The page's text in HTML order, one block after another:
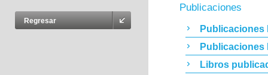
Regresar
Publicaciones
Publicaciones
Publicaciones
Libros